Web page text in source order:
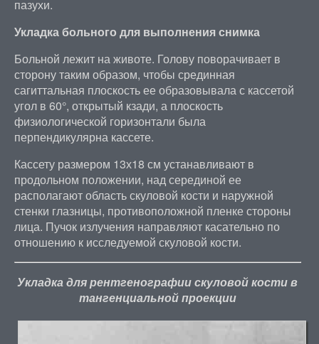
пазухи.
Укладка больного для выполнения снимка
Больной лежит на животе. Голову поворачивает в
сторону таким образом, чтобы срединная
сагиттальная плоскость ее образовывала с кассетой
угол в 60°, открытый кзади, а плоскость
физиологической горизонтали была
перпендикулярна кассете.
Кассету размером 13х18 см устанавливают в
продольном положении, над серединой ее
располагают область скуловой кости и наружной
стенки глазницы, противоположной пленке стороны
лица. Пучок излучения направляют касательно по
отношению к исследуемой скуловой кости.
Укладка для рентгенографии скуловой кости в
тангенциальной проекции